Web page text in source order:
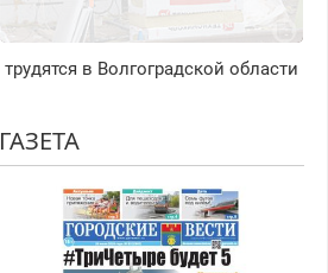
трудятся в Волгоградской области
ГАЗЕТА